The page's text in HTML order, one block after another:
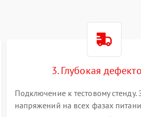
3. Глубокая
Подключение к тестовому стенду.
напряжений на всех фазах